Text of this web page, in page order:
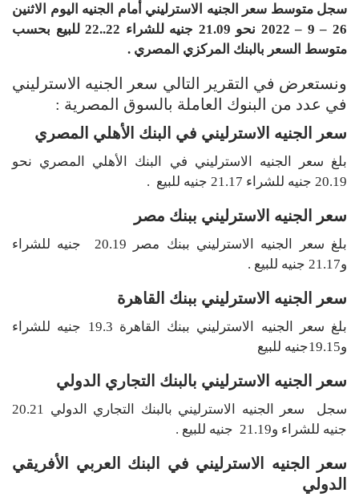
سجل متوسط سعر الجنيه الاسترليني أمام الجنيه اليوم الاثنين
26 – 9 – 2022 نحو 21.09 جنيه للشراء 22..22 للبيع بحسب
متوسط السعر بالبنك المركزي المصري .
ونستعرض في التقرير التالي سعر الجنيه الاسترليني
في عدد من البنوك العاملة بالسوق المصرية :
سعر الجنيه الاسترليني في البنك الأهلي المصري
بلغ سعر الجنيه الاسترليني في البنك الأهلي المصري نحو
20.19 جنيه للشراء 21.17 جنيه للبيع .
سعر الجنيه الاسترليني ببنك مصر
بلغ سعر الجنيه الاسترليني ببنك مصر 20.19 جنيه للشراء
و21.17 جنيه للبيع .
سعر الجنيه الاسترليني ببنك القاهرة
بلغ سعر الجنيه الاسترليني ببنك القاهرة 19.3 جنيه للشراء
و19.15جنيه للبيع
سعر الجنيه الاسترليني بالبنك التجاري الدولي
سجل سعر الجنيه الاسترليني بالبنك التجاري الدولي 20.21
جنيه للشراء و21.19 جنيه للبيع .
سعر الجنيه الاسترليني في البنك العربي الأفريقي
الدولي